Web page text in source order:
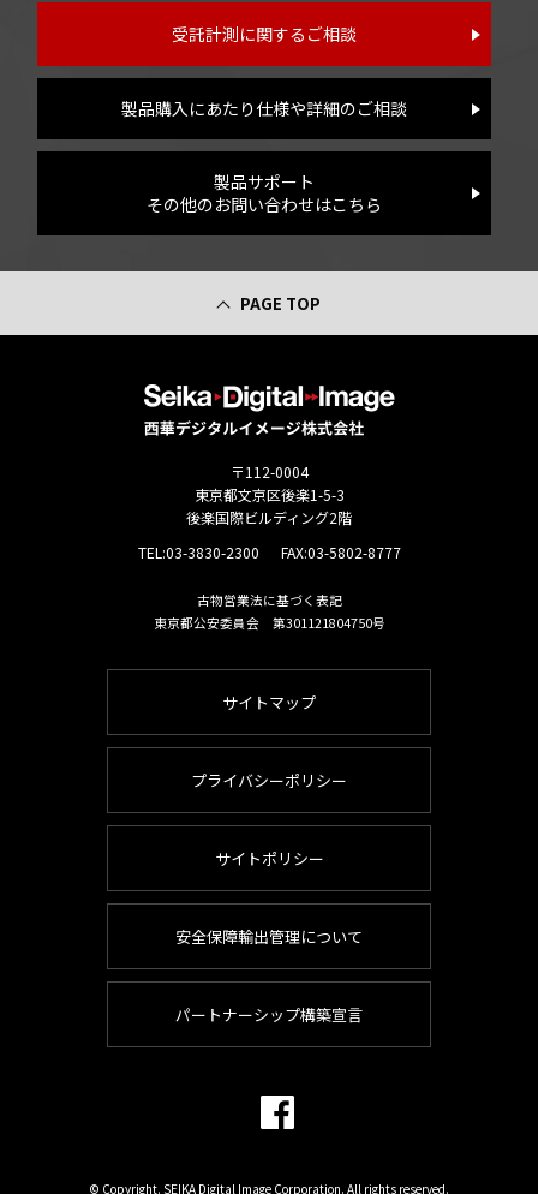
受託計測に関するご相談
製品購入にあたり仕様や詳細のご相談
製品サポート
その他のお問い合わせはこちら
PAGE TOP
〒112-0004
東京都文京区後楽1-5-3
後楽国際ビルディング2階
TEL:03-3830-2300 FAX:03-5802-8777
古物営業法に基づく表記
東京都公安委員会 第301121804750号
サイトマップ
プライバシーポリシー
サイトポリシー
安全保障輸出管理について
パートナーシップ構築宣言
© Copyright. SEIKA Digital Image Corporation. All rights reserved.